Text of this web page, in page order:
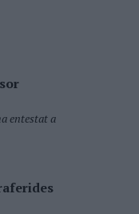
entestat a